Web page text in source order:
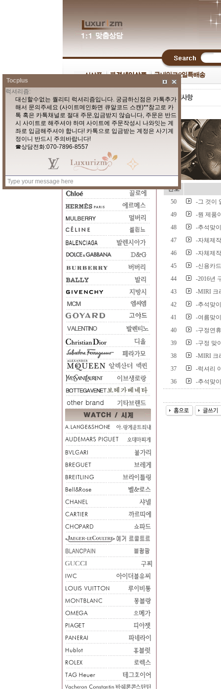
번호
50
-그 것이
49
-뭔 제품
48
-추석맞
47
-자체제
46
-자체제
45
-신용카
44
-2016년
43
-MIRI 크
42
-추석맞
41
-여름맞
40
-구정연
39
-구정 맞
38
-MIRI 크
37
-럭셔리
36
-추석맞
Tocplus